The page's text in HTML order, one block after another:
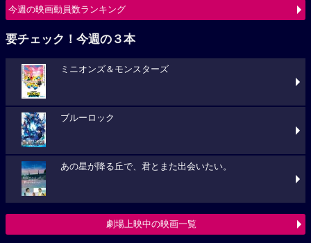
今週の映画動員数ランキング
要チェック！今週の３本
ミニオンズ＆モンスターズ
ブルーロック
あの星が降る丘で、君とまた出会いたい。
劇場上映中の映画一覧